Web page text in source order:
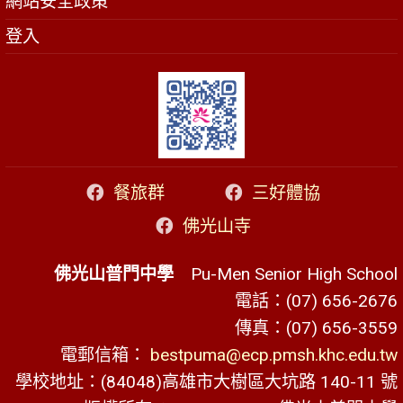
登入
餐旅群
三好體協
佛光山寺
佛光山普門中學 Pu-Men Senior High School
電話：(07) 656-2676
傳真：(07) 656-3559
電郵信箱： bestpuma@ecp.pmsh.khc.edu.tw
學校地址：(84048)高雄市大樹區大坑路 140-11 號